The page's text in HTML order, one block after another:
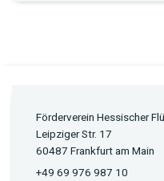
Förderverein Hessischer
Leipziger Str. 17
60487 Frankfurt am Main
+49 69 976 987 10